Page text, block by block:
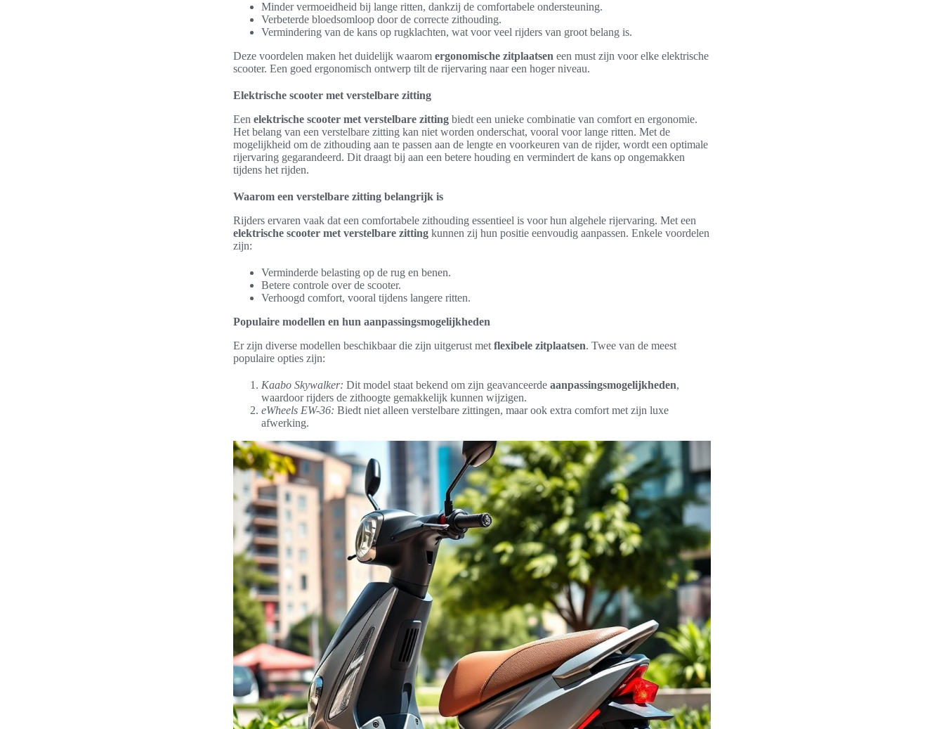
Minder vermoeidheid bij lange ritten, dankzij de comfortabele ondersteuning.
Verbeterde bloedsomloop door de correcte zithouding.
Vermindering van de kans op rugklachten, wat voor veel rijders van groot belang is.
Deze voordelen maken het duidelijk waarom ergonomische zitplaatsen een must zijn voor elke elektrische
scooter. Een goed ergonomisch ontwerp tilt de rijervaring naar een hoger niveau.
Elektrische scooter met verstelbare zitting
Een elektrische scooter met verstelbare zitting biedt een unieke combinatie van comfort en ergonomie.
Het belang van een verstelbare zitting kan niet worden onderschat, vooral voor lange ritten. Met de
mogelijkheid om de zithouding aan te passen aan de lengte en voorkeuren van de rijder, wordt een optimale
rijervaring gegarandeerd. Dit draagt bij aan een betere houding en vermindert de kans op ongemakken
tijdens het rijden.
Waarom een verstelbare zitting belangrijk is
Rijders ervaren vaak dat een comfortabele zithouding essentieel is voor hun algehele rijervaring. Met een
elektrische scooter met verstelbare zitting kunnen zij hun positie eenvoudig aanpassen. Enkele voordelen
zijn:
Verminderde belasting op de rug en benen.
Betere controle over de scooter.
Verhoogd comfort, vooral tijdens langere ritten.
Populaire modellen en hun aanpassingsmogelijkheden
Er zijn diverse modellen beschikbaar die zijn uitgerust met flexibele zitplaatsen. Twee van de meest
populaire opties zijn:
Kaabo Skywalker: Dit model staat bekend om zijn geavanceerde aanpassingsmogelijkheden,
waardoor rijders de zithoogte gemakkelijk kunnen wijzigen.
eWheels EW-36: Biedt niet alleen verstelbare zittingen, maar ook extra comfort met zijn luxe
afwerking.